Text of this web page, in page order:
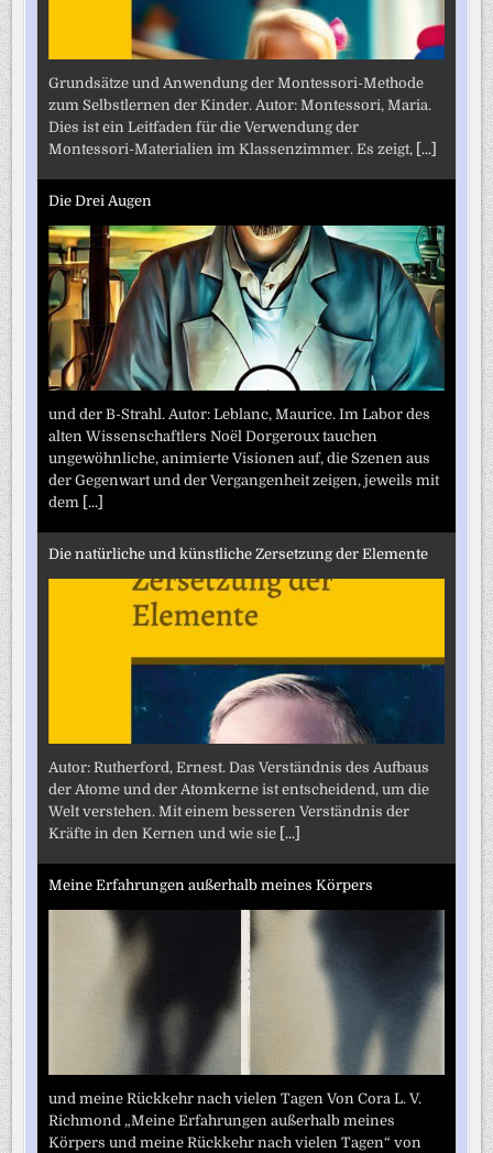
Grundsätze und Anwendung der Montessori-Methode
zum Selbstlernen der Kinder. Autor: Montessori, Maria.
Dies ist ein Leitfaden für die Verwendung der
Montessori-Materialien im Klassenzimmer. Es zeigt, [...]
Die Drei Augen
und der B-Strahl. Autor: Leblanc, Maurice. Im Labor des
alten Wissenschaftlers Noël Dorgeroux tauchen
ungewöhnliche, animierte Visionen auf, die Szenen aus
der Gegenwart und der Vergangenheit zeigen, jeweils mit
dem [...]
Die natürliche und künstliche Zersetzung der Elemente
Autor: Rutherford, Ernest. Das Verständnis des Aufbaus
der Atome und der Atomkerne ist entscheidend, um die
Welt verstehen. Mit einem besseren Verständnis der
Kräfte in den Kernen und wie sie [...]
Meine Erfahrungen außerhalb meines Körpers
und meine Rückkehr nach vielen Tagen Von Cora L. V.
Richmond „Meine Erfahrungen außerhalb meines
Körpers und meine Rückkehr nach vielen Tagen“ von